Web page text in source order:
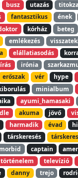
busz utazás
fantasztikus ének
kórház beteg
emlékezés
elállatiasodás
írás irónia
erőszak vér hype
minialbum
ayumi_hamasaki
akuma jövő
harmadik évad
társkeresés
morbid captain
történelem televízió
danny trejo